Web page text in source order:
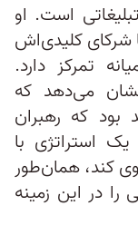
است. او
شرکای کلیدی‌اش
تمرکز دارد.
نشان می‌دهد که
بود که رهبران
استراتژی با
کند، همان‌طور
در این زمینه